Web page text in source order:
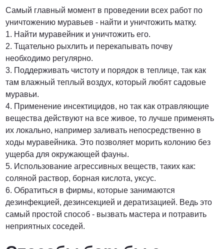
Самый главный момент в проведении всех работ по
уничтожению муравьев - найти и уничтожить матку.
1. Найти муравейник и уничтожить его.
2. Тщательно рыхлить и перекапывать почву
необходимо регулярно.
3. Поддерживать чистоту и порядок в теплице, так как
там влажный теплый воздух, который любят садовые
муравьи.
4. Применение инсектицидов, но так как отравляющие
вещества действуют на все живое, то лучше применять
их локально, например заливать непосредственно в
ходы муравейника. Это позволяет морить колонию без
ущерба для окружающей фауны.
5. Использование агрессивных веществ, таких как:
соляной раствор, борная кислота, уксус.
6. Обратиться в фирмы, которые занимаются
дезинфекцией, дезинсекцией и дератизацией. Ведь это
самый простой способ - вызвать мастера и потравить
неприятных соседей.